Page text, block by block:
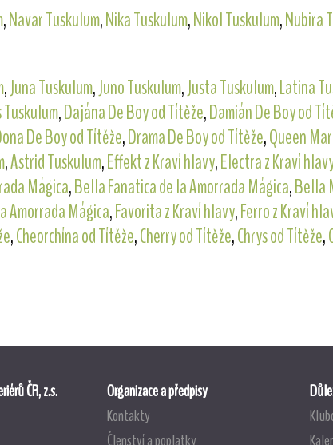
,Navar Tuskulum,Nika Tuskulum,Nikol Tuskulum,Nubira
,Juna Tuskulum,Juno Tuskulum,Justa Tuskulum,Latina
,Dajána De Boy od Títěže,Damián De Boy od
De Boy od Títěže,Drama De Boy od Títěže,Queen
,Astrid Tuskulum,Effekt z Kraví hlavy,Electra z Kraví
Mágica,Bella Fanatica de la Amorrada Mágica,Bella
Amorrada Mágica,Favorita z Kraví hlavy,Ferro z Kraví
,Cheorchína od Títěže,Cherry od Títěže,Chrys od Títěže,
ČR, z.s.
Organizace a předpisy
Kontakty
Členství a poplatky